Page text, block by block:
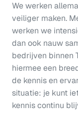
We werken
veiliger maken.
werken we
dan ook nauw
bedrijven binnen
hiermee een
de kennis en
situatie: je kunt
kennis continu